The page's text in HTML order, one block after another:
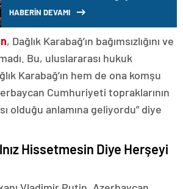
Yapılmasına Dair Kanun
HABERİN DEVAMI
, Dağlık Karabağ’ın bağımsızlığını ve
Bu, uluslararası hukuk
Karabağ’ın hem de ona komşu
Cumhuriyeti topraklarının
olduğu anlamına geliyordu” diye
Hissetmesin Diye Herşeyi